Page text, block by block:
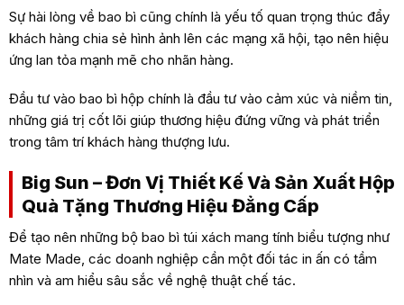
Sự hài lòng về bao bì cũng chính là yếu tố quan trọng thúc đẩy
khách hàng chia sẻ hình ảnh lên các mạng xã hội, tạo nên hiệu
ứng lan tỏa mạnh mẽ cho nhãn hàng.
Đầu tư vào bao bì hộp chính là đầu tư vào cảm xúc và niềm tin,
những giá trị cốt lõi giúp thương hiệu đứng vững và phát triển
trong tâm trí khách hàng thượng lưu.
Big Sun – Đơn Vị Thiết Kế Và Sản Xuất Hộp
Quà Tặng Thương Hiệu Đẳng Cấp
Để tạo nên những bộ bao bì túi xách mang tính biểu tượng như
Mate Made, các doanh nghiệp cần một đối tác in ấn có tầm
nhìn và am hiểu sâu sắc về nghệ thuật chế tác.